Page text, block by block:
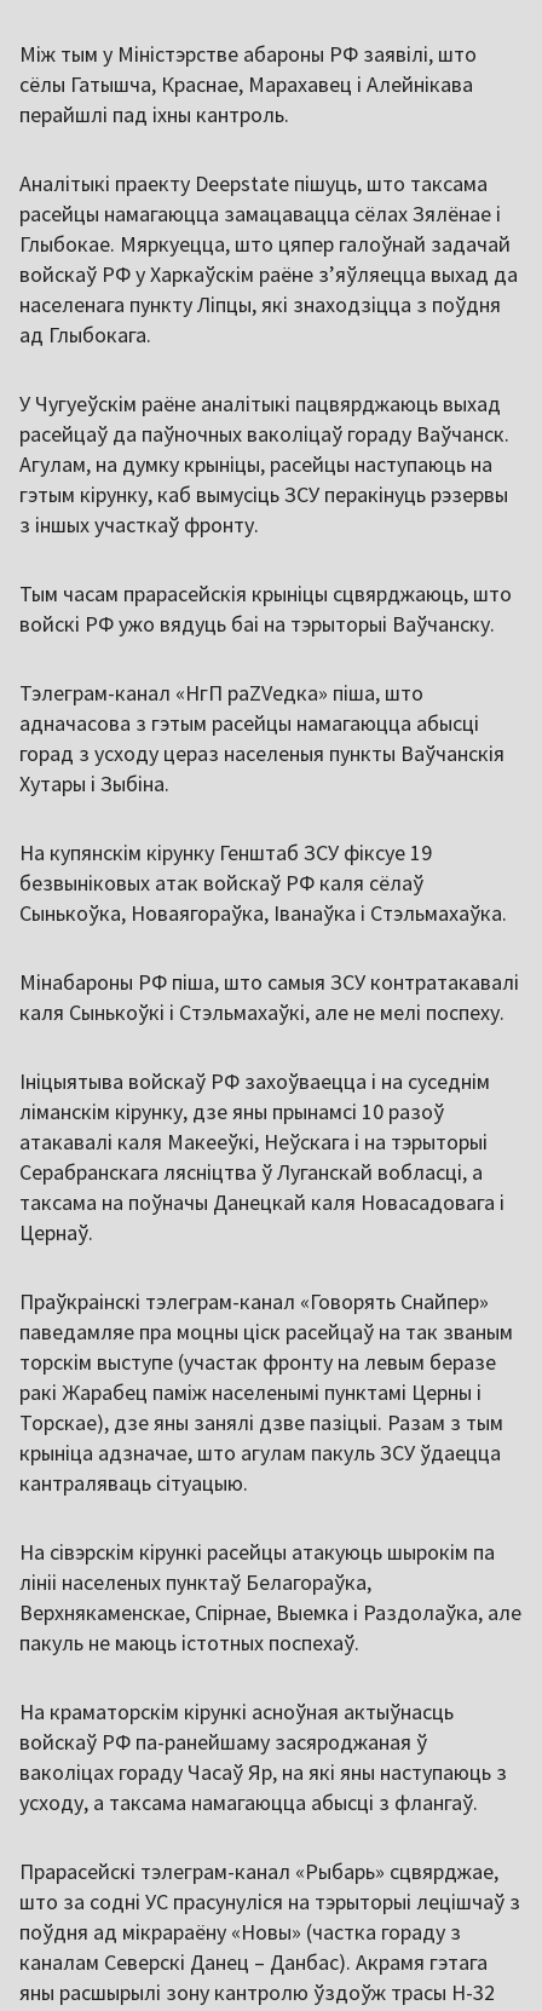
Між тым у Міністэрстве абароны РФ заявілі, што
сёлы Гатышча, Краснае, Марахавец і Алейнікава
перайшлі пад іхны кантроль.
Аналітыкі праекту Deepstate пішуць, што таксама
расейцы намагаюцца замацавацца сёлах Зялёнае і
Глыбокае. Мяркуецца, што цяпер галоўнай задачай
войскаў РФ у Харкаўскім раёне з’яўляецца выхад да
населенага пункту Ліпцы, які знаходзіцца з поўдня
ад Глыбокага.
У Чугуеўскім раёне аналітыкі пацвярджаюць выхад
расейцаў да паўночных ваколіцаў гораду Ваўчанск.
Агулам, на думку крыніцы, расейцы наступаюць на
гэтым кірунку, каб вымусіць ЗСУ перакінуць рэзервы
з іншых участкаў фронту.
Тым часам прарасейскія крыніцы сцвярджаюць, што
войскі РФ ужо вядуць баі на тэрыторыі Ваўчанску.
Тэлеграм-канал «НгП раZVедка» піша, што
адначасова з гэтым расейцы намагаюцца абысці
горад з усходу цераз населеныя пункты Ваўчанскія
Хутары і Зыбіна.
На купянскім кірунку Генштаб ЗСУ фіксуе 19
безвыніковых атак войскаў РФ каля сёлаў
Сынькоўка, Новаягораўка, Іванаўка і Стэльмахаўка.
Мінабароны РФ піша, што самыя ЗСУ контратакавалі
каля Сынькоўкі і Стэльмахаўкі, але не мелі поспеху.
Ініцыятыва войскаў РФ захоўваецца і на суседнім
ліманскім кірунку, дзе яны прынамсі 10 разоў
атакавалі каля Макееўкі, Неўскага і на тэрыторыі
Серабранскага лясніцтва ў Луганскай вобласці, а
таксама на поўначы Данецкай каля Новасадовага і
Цернаў.
Праўкраінскі тэлеграм-канал «Говорять Снайпер»
паведамляе пра моцны ціск расейцаў на так званым
торскім выступе (участак фронту на левым беразе
ракі Жарабец паміж населенымі пунктамі Церны і
Торскае), дзе яны занялі дзве пазіцыі. Разам з тым
крыніца адзначае, што агулам пакуль ЗСУ ўдаецца
кантраляваць сітуацыю.
На сівэрскім кірункі расейцы атакуюць шырокім па
лініі населеных пунктаў Белагораўка,
Верхнякаменскае, Спірнае, Выемка і Раздолаўка, але
пакуль не маюць істотных поспехаў.
На краматорскім кірункі асноўная актыўнасць
войскаў РФ па-ранейшаму засяроджаная ў
ваколіцах гораду Часаў Яр, на які яны наступаюць з
усходу, а таксама намагаюцца абысці з флангаў.
Прарасейскі тэлеграм-канал «Рыбарь» сцвярджае,
што за содні УС прасунуліся на тэрыторыі лецішчаў з
поўдня ад мікрараёну «Новы» (частка гораду з
каналам Северскі Данец – Данбас). Акрамя гэтага
яны расшырылі зону кантролю ўздоўж трасы Н-32